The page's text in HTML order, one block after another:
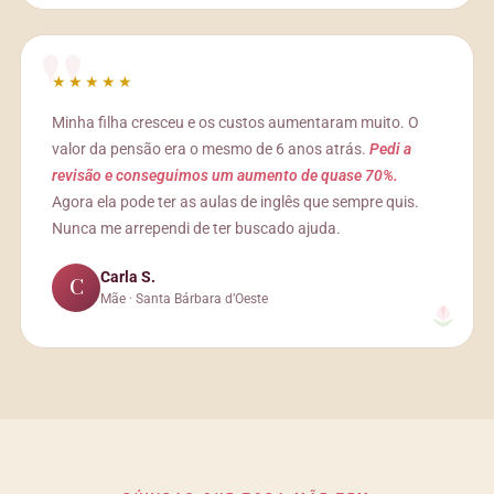
★★★★★
Minha filha cresceu e os custos aumentaram muito. O
valor da pensão era o mesmo de 6 anos atrás. Pedi a
revisão e conseguimos um aumento de quase 70%.
Agora ela pode ter as aulas de inglês que sempre quis.
Nunca me arrependi de ter buscado ajuda.
C Carla S.
Mãe · Santa Bárbara d’Oeste